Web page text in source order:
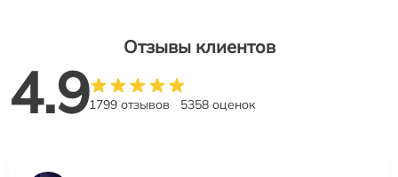
Отзывы клиентов
4.91799 отзывов 5358 оценок